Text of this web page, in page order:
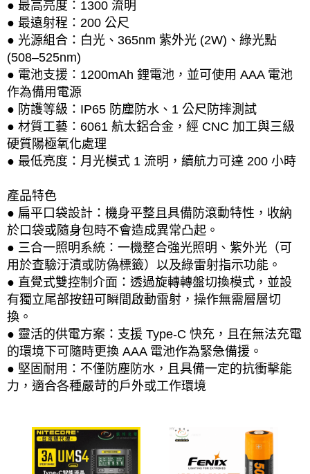
● 最高亮度：1300 流明
● 最遠射程：200 公尺
● 光源組合：白光、365nm 紫外光 (2W)、綠光點
(508–525nm)
● 電池支援：1200mAh 鋰電池，並可使用 AAA 電池
作為備用電源
● 防護等級：IP65 防塵防水、1 公尺防摔測試
● 材質工藝：6061 航太鋁合金，經 CNC 加工與三級
硬質陽極氧化處理
● 最低亮度：月光模式 1 流明，續航力可達 200 小時
產品特色
● 扁平口袋設計：機身平整且具備防滾動特性，收納
於口袋或隨身包時不會造成異常凸起。
● 三合一照明系統：一機整合強光照明、紫外光（可
用於查驗汙漬或防偽標籤）以及綠雷射指示功能。
● 直覺式雙控制介面：透過旋轉轉盤切換模式，並設
有獨立尾部按鈕可瞬間啟動雷射，操作無需層層切
換。
● 靈活的供電方案：支援 Type-C 快充，且在無法充電
的環境下可隨時更換 AAA 電池作為緊急備援。
● 堅固耐用：不僅防塵防水，且具備一定的抗衝擊能
力，適合各種嚴苛的戶外或工作環境